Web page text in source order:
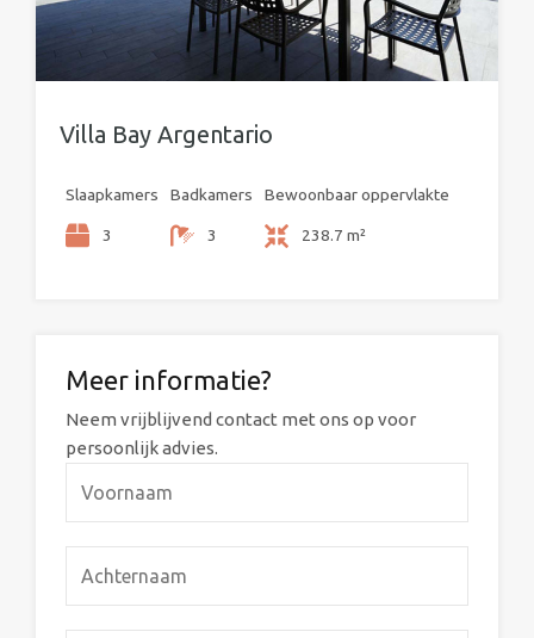
Villa Bay Argentario
Slaapkamers
3
Badkamers
3
Bewoonbaar oppervlakte
238.7 m²
Meer informatie?
Neem vrijblijvend contact met ons op voor
persoonlijk advies.